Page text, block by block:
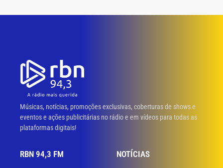
Músicas, notícias, promoções exclusivas, coberturas de shows e
eventos e ações publicitárias no rádio e em vídeos para todas as
plataformas digitais!
RBN 94,3 FM NOTÍCIAS